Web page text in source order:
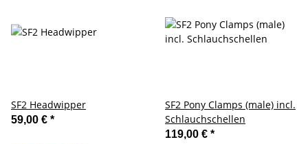
SF2 Headwipper
59,00 € *
SF2 Pony Clamps (male) incl.
Schlauchschellen
119,00 € *